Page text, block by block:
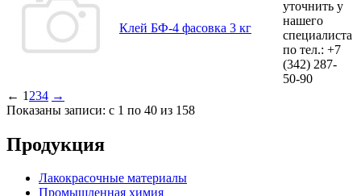
Клей БФ-4 фасовка 3 кг
уточнить у
нашего
специалиста
по тел.: +7
(342) 287-
50-90
← 1 234 →
Показаны записи: с 1 по 40 из 158
Продукция
Лакокрасочные материалы
Промышленная химия